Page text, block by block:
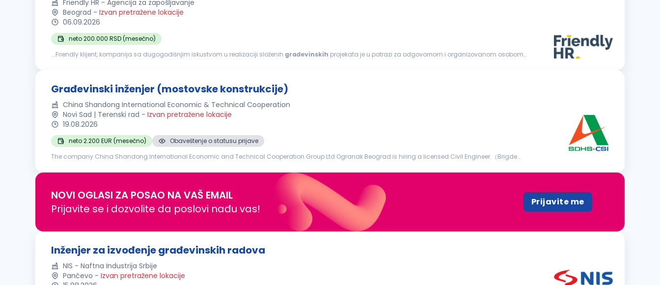
Friendly HR - Agencija za zapošljavanje
Beograd - Izvan pretražene lokacije
06.09.2026
neto 200.000 RSD (mesečno)
...Friendly klijent, kompanija sa dugogodišnjim iskustvom u realizaciji složenih građevinskih projekata je u potrazi za odgovornom i organizovanom osobom
Građevinski inženjer (mostovske konstrukcije)
China Shandong International Economic & Technical Cooperation
Novi Sad | Terenski rad - Izvan pretražene lokacije
19.08.2026
neto 2.200 EUR (mesečno)
Obaveštenje o statusu prijave
The company China Shandong International Economic and Technical Cooperation Group Ltd Ogranak Beograd is hiring a licensed Civil Engineer.（Brigde
NOVI OGLASI ZA POSAO NA VAŠ EMAIL
Prijavite se i dozvolite da poslovi nađu vas!
Prijavite me
Inženjer za izvođenje građevinskih radova
NIS - Naftna Industrija Srbije
Pančevo - Izvan pretražene lokacije